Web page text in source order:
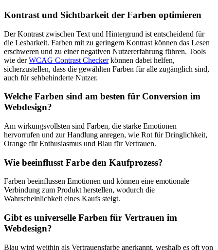
Kontrast und Sichtbarkeit der Farben optimieren
Der Kontrast zwischen Text und Hintergrund ist entscheidend für
die Lesbarkeit. Farben mit zu geringem Kontrast können das Lesen
erschweren und zu einer negativen Nutzererfahrung führen. Tools
wie derWCAG Contrast Checkerkönnen dabei helfen,
sicherzustellen, dass die gewählten Farben für alle zugänglich sind,
auch für sehbehinderte Nutzer.
Welche Farben sind am besten für Conversion im
Webdesign?
Am wirkungsvollsten sind Farben, die starke Emotionen
hervorrufen und zur Handlung anregen, wie Rot für Dringlichkeit,
Orange für Enthusiasmus und Blau für Vertrauen.
Wie beeinflusst Farbe den Kaufprozess?
Farben beeinflussen Emotionen und können eine emotionale
Verbindung zum Produkt herstellen, wodurch die
Wahrscheinlichkeit eines Kaufs steigt.
Gibt es universelle Farben für Vertrauen im
Webdesign?
Blau wird weithin als Vertrauensfarbe anerkannt, weshalb es oft von